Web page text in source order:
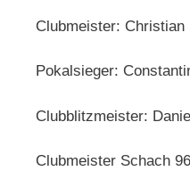
Clubmeister: Christian
Pokalsieger:
Clubblitzmeister:
Clubmeister Schach